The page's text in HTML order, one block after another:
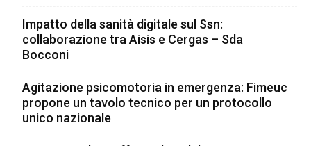
Impatto della sanità digitale sul Ssn:
collaborazione tra Aisis e Cergas – Sda
Bocconi
Agitazione psicomotoria in emergenza: Fimeuc
propone un tavolo tecnico per un protocollo
unico nazionale